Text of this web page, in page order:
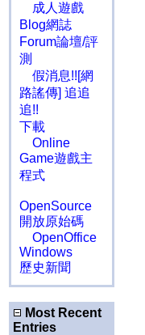
成人遊戲
Blog網誌
Forum論壇/評
測
假消息!![網
路謠傳] 追追
追!!
下載
Online
Game遊戲主
程式
OpenSource
開放原始碼
OpenOffice
Windows
歷史新聞
Most Recent
Entries